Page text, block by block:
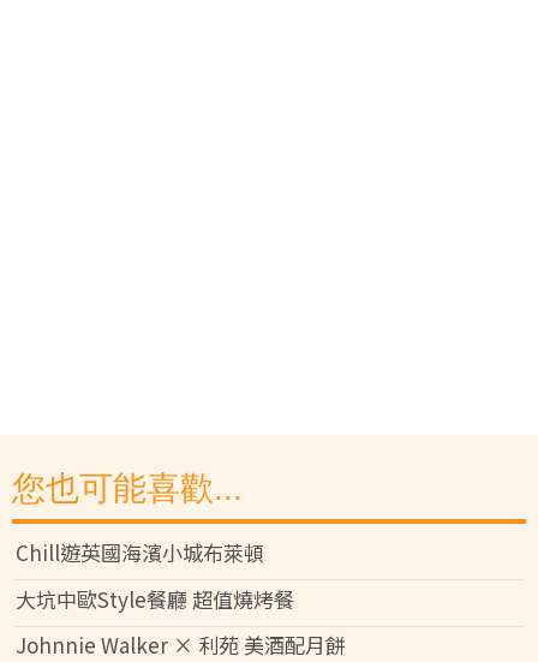
您也可能喜歡...
Chill遊英國海濱小城布萊頓
大坑中歐Style餐廳 超值燒烤餐
Johnnie Walker × 利苑 美酒配月餅